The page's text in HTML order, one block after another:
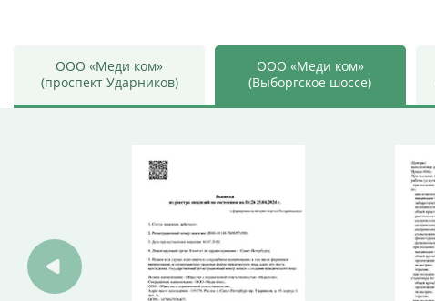
ООО «Меди ком»
(проспект Ударников)
ООО «Меди ком»
(Выборгское шоссе)